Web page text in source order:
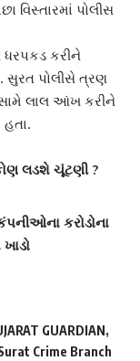
વિસ્તારમાં પોલીસ
ધરપકડ કરીને
સુરત પોલીસે ત્રણ
લાલ આંખ કરીને
હતા.
લડશે ચૂંટણી ?
કરોડોના
GUARDIAN
Crime Branch